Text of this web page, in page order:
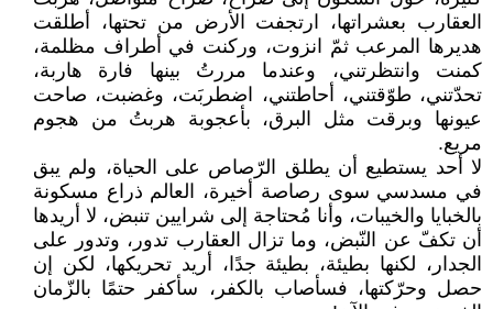
العقارب بعشراتها، ارتجفت الأرض من تحتها، أطلقت
هديرها المرعب ثمّ انزوت، وركنت في أطراف مظلمة،
كمنت وانتظرتني، وعندما مررتُ بينها فارة هاربة،
تحدّتني، طوّقتني، أحاطتني، اضطربَت، وغضبت، صاحت
عيونها وبرقت مثل البرق، بأعجوبة هربتُ من هجوم
مريع.
لا أحد يستطيع أن يطلق الرّصاص على الحياة، ولم يبق
في مسدسي سوى رصاصة أخيرة، العالم ذراع مسكونة
بالخبايا والخيبات، وأنا مُحتاجة إلى شرايين تنبض، لا أريدها
أن تكفّ عن النّبض، وما تزال العقارب تدور، وتدور على
الجدار، لكنها بطيئة، بطيئة جدًا، أريد تحريكها، لكن إن
حصل وحرّكتها، فسأصاب بالكفر، سأكفر حتمًا بالزّمان